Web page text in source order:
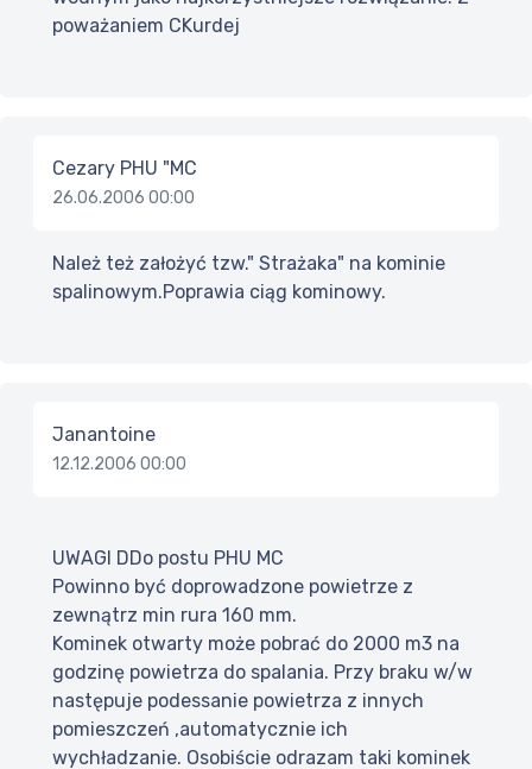
poważaniem CKurdej
Cezary PHU "MC
26.06.2006 00:00
Należ też założyć tzw." Strażaka" na kominie
spalinowym.Poprawia ciąg kominowy.
Janantoine
12.12.2006 00:00
UWAGI DDo postu PHU MC
Powinno być doprowadzone powietrze z
zewnątrz min rura 160 mm.
Kominek otwarty może pobrać do 2000 m3 na
godzinę powietrza do spalania. Przy braku w/w
następuje podessanie powietrza z innych
pomieszczeń ,automatycznie ich
wychładzanie. Osobiście odrazam taki kominek